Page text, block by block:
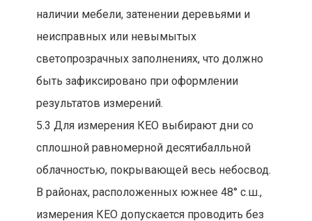
наличии мебели, затенении деревьями и
неисправных или невымытых
светопрозрачных заполнениях, что должно
быть зафиксировано при оформлении
результатов измерений.
5.3 Для измерения КЕО выбирают дни со
сплошной равномерной десятибалльной
облачностью, покрывающей весь небосвод.
В районах, расположенных южнее 48° с.ш.,
измерения КЕО допускается проводить без